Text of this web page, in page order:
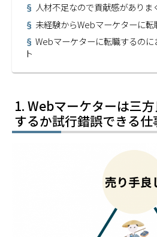
人材不足なので貢献感がありま
未経験からWebマーケターに転
Webマーケターに転職するの
ト
Webマーケターは三
するか試行錯誤できる仕